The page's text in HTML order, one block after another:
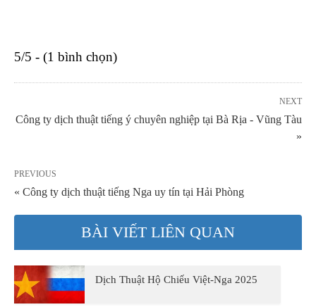
5/5 - (1 bình chọn)
NEXT
Công ty dịch thuật tiếng ý chuyên nghiệp tại Bà Rịa - Vũng Tàu
»
PREVIOUS
« Công ty dịch thuật tiếng Nga uy tín tại Hải Phòng
BÀI VIẾT LIÊN QUAN
Dịch Thuật Hộ Chiếu Việt-Nga 2025